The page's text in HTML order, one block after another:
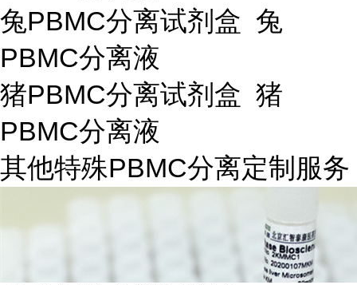
兔PBMC分离试剂盒 兔
PBMC分离液
猪PBMC分离试剂盒 猪
PBMC分离液
其他特殊PBMC分离定制服务